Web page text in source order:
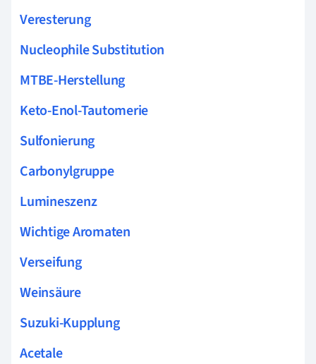
Veresterung
Nucleophile Substitution
MTBE-Herstellung
Keto-Enol-Tautomerie
Sulfonierung
Carbonylgruppe
Lumineszenz
Wichtige Aromaten
Verseifung
Weinsäure
Suzuki-Kupplung
Acetale